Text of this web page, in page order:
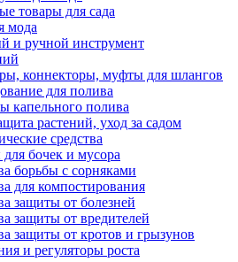
товары для сада
мода
и ручной инструмент
коннекторы, муфты для шлангов
для полива
капельного полива
растений, уход за садом
средства
бочек и мусора
борьбы с сорняками
для компостирования
защиты от болезней
защиты от вредителей
защиты от кротов и грызунов
и регуляторы роста